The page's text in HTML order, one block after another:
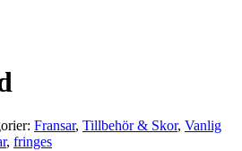
Fransar, Tillbehör & Skor, Vanlig
, fringes